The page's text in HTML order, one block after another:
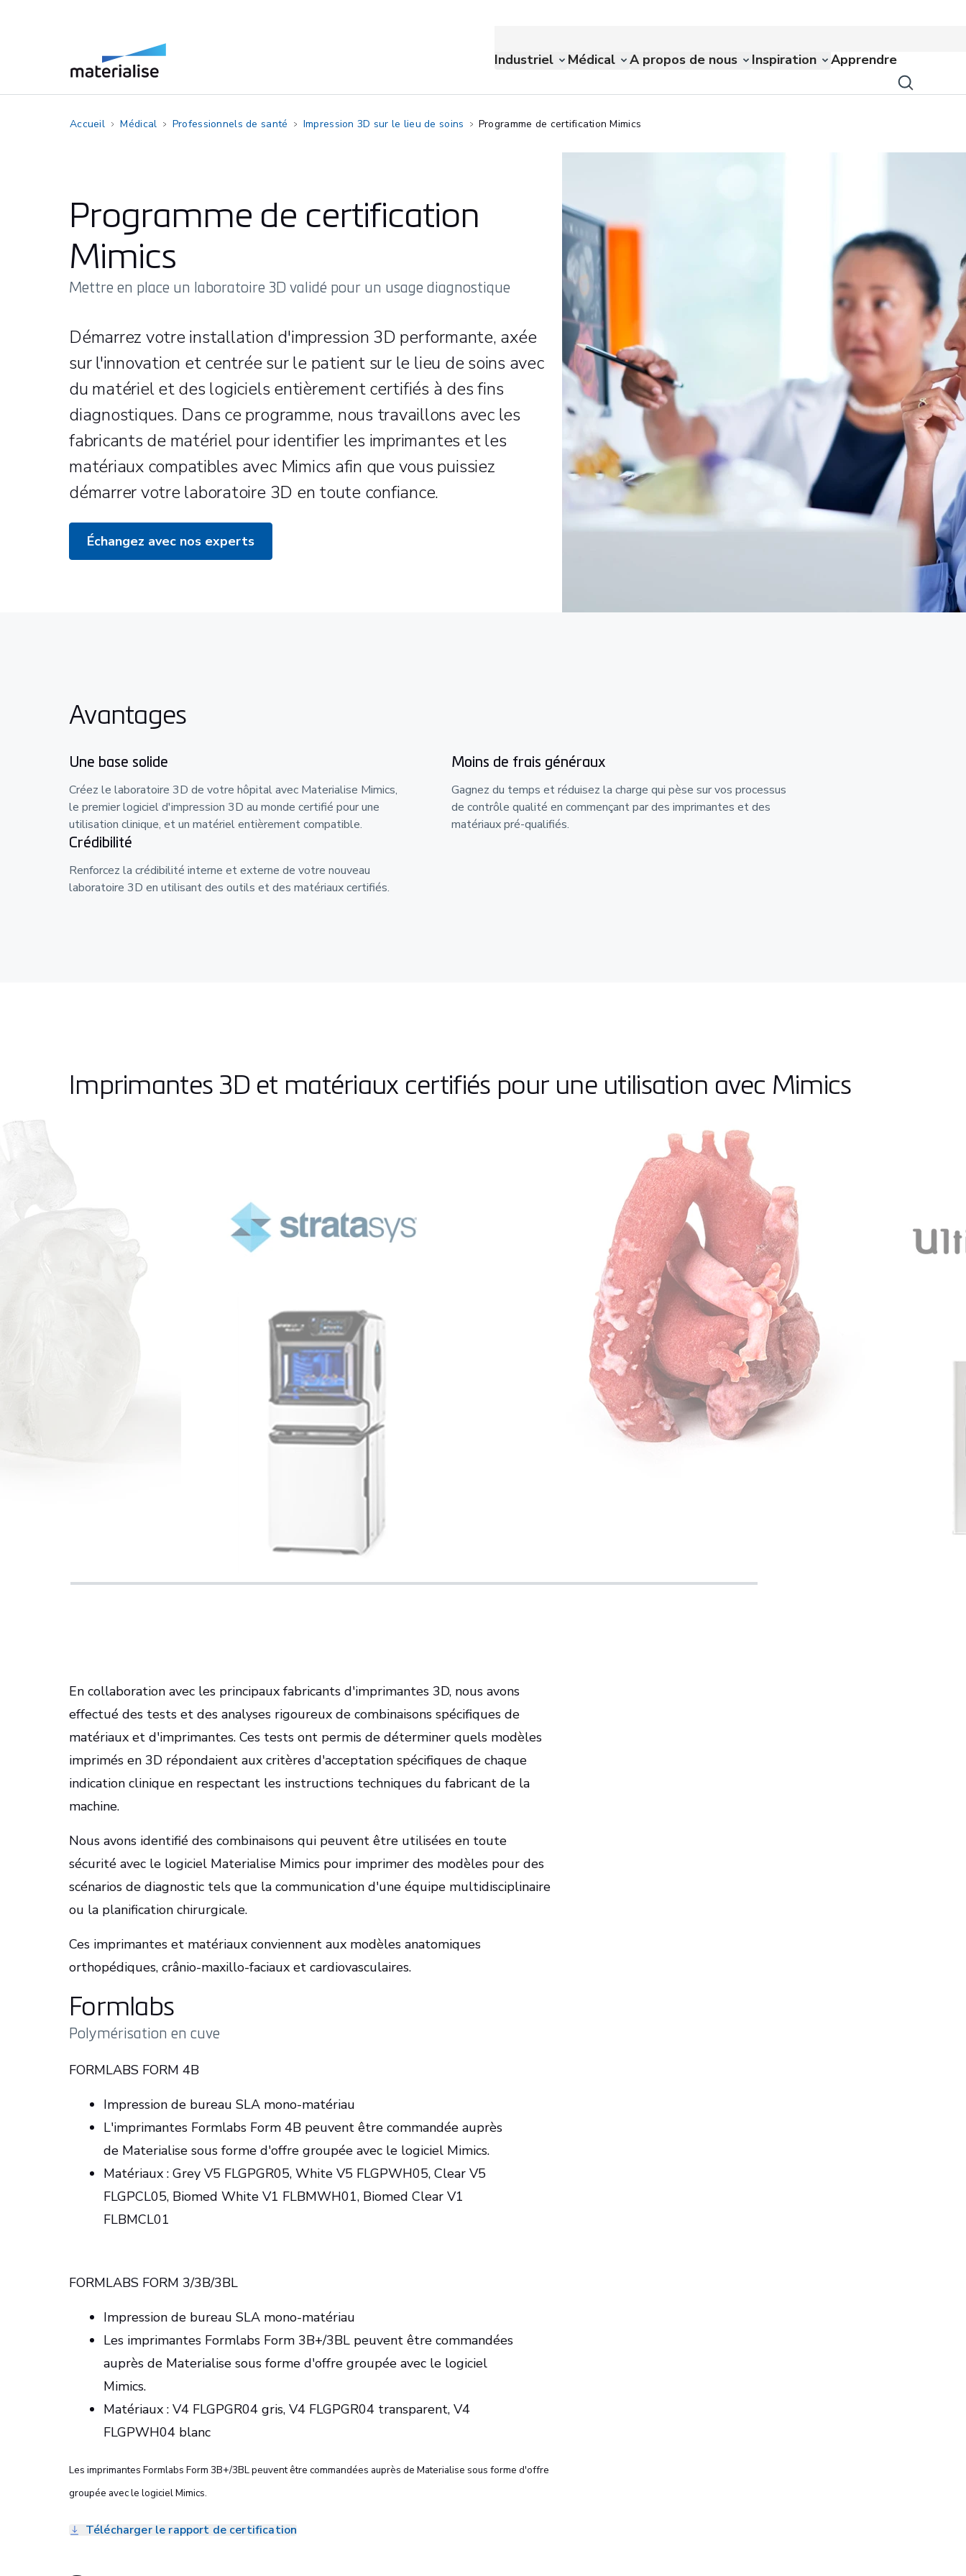
Industriel Médical A propos de nous Inspiration Apprendre
Accueil Médical Professionnels de santé Impression 3D sur le lieu de soins Programme de certification Mimics
Programme de certification
Mimics
Mettre en place un laboratoire 3D validé pour un usage diagnostique
Démarrez votre installation d'impression 3D performante, axée
sur l'innovation et centrée sur le patient sur le lieu de soins avec
du matériel et des logiciels entièrement certifiés à des fins
diagnostiques. Dans ce programme, nous travaillons avec les
fabricants de matériel pour identifier les imprimantes et les
matériaux compatibles avec Mimics afin que vous puissiez
démarrer votre laboratoire 3D en toute confiance.
Échangez avec nos experts
Avantages
Une base solide
Créez le laboratoire 3D de votre hôpital avec Materialise Mimics,
le premier logiciel d'impression 3D au monde certifié pour une
utilisation clinique, et un matériel entièrement compatible.
Moins de frais généraux
Gagnez du temps et réduisez la charge qui pèse sur vos processus
de contrôle qualité en commençant par des imprimantes et des
matériaux pré-qualifiés.
Crédibilité
Renforcez la crédibilité interne et externe de votre nouveau
laboratoire 3D en utilisant des outils et des matériaux certifiés.
Imprimantes 3D et matériaux certifiés pour une utilisation avec Mimics
En collaboration avec les principaux fabricants d'imprimantes 3D, nous avons
effectué des tests et des analyses rigoureux de combinaisons spécifiques de
matériaux et d'imprimantes. Ces tests ont permis de déterminer quels modèles
imprimés en 3D répondaient aux critères d'acceptation spécifiques de chaque
indication clinique en respectant les instructions techniques du fabricant de la
machine.
Nous avons identifié des combinaisons qui peuvent être utilisées en toute
sécurité avec le logiciel Materialise Mimics pour imprimer des modèles pour des
scénarios de diagnostic tels que la communication d'une équipe multidisciplinaire
ou la planification chirurgicale.
Ces imprimantes et matériaux conviennent aux modèles anatomiques
orthopédiques, crânio-maxillo-faciaux et cardiovasculaires.
Formlabs
Polymérisation en cuve
FORMLABS FORM 4B
Impression de bureau SLA mono-matériau
L'imprimantes Formlabs Form 4B peuvent être commandée auprès
de Materialise sous forme d'offre groupée avec le logiciel Mimics.
Matériaux : Grey V5 FLGPGR05, White V5 FLGPWH05, Clear V5
FLGPCL05, Biomed White V1 FLBMWH01, Biomed Clear V1
FLBMCL01
FORMLABS FORM 3/3B/3BL
Impression de bureau SLA mono-matériau
Les imprimantes Formlabs Form 3B+/3BL peuvent être commandées
auprès de Materialise sous forme d'offre groupée avec le logiciel
Mimics.
Matériaux : V4 FLGPGR04 gris, V4 FLGPGR04 transparent, V4
FLGPWH04 blanc
Les imprimantes Formlabs Form 3B+/3BL peuvent être commandées auprès de Materialise sous forme d'offre
groupée avec le logiciel Mimics.
Télécharger le rapport de certification